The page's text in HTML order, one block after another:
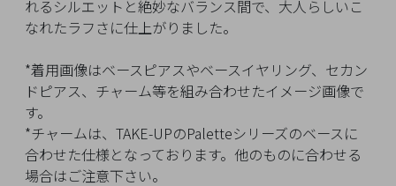
れるシルエットと絶妙なバランス間で、大人らしいこ
なれたラフさに仕上がりました。
*着用画像はベースピアスやベースイヤリング、セカン
ドピアス、チャーム等を組み合わせたイメージ画像で
す。
*チャームは、TAKE-UPのPaletteシリーズのベースに
合わせた仕様となっております。他のものに合わせる
場合はご注意下さい。
お
気
に
入
り
ア
イ
テ